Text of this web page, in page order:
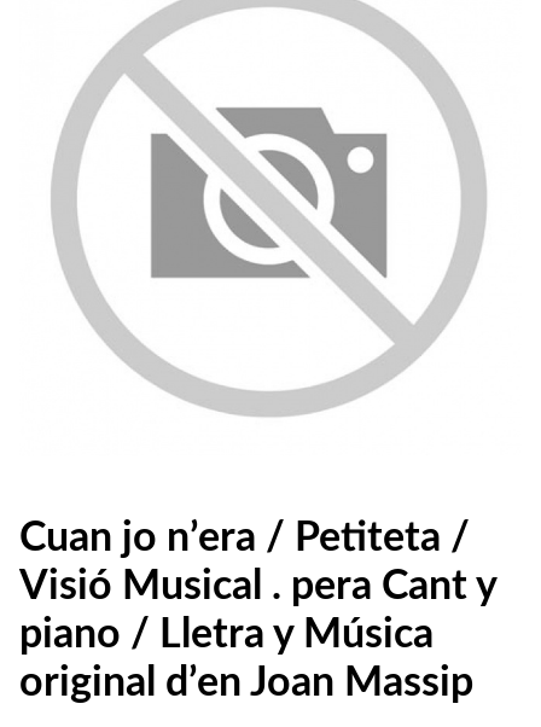
Cuan jo n’era / Petiteta /
Visió Musical . pera Cant y
piano / Lletra y Música
original d’en Joan Massip